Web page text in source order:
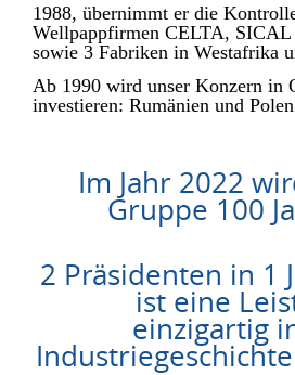
1988, übernimmt er die
Wellpappfirmen CELTA,
sowie 3 Fabriken in Westafrika
Ab 1990 wird unser Konzern in
investieren: Rumänien und Polen
Im Jahr 2022
Gruppe 100
2 Präsidenten in 1
ist eine
einzigartig